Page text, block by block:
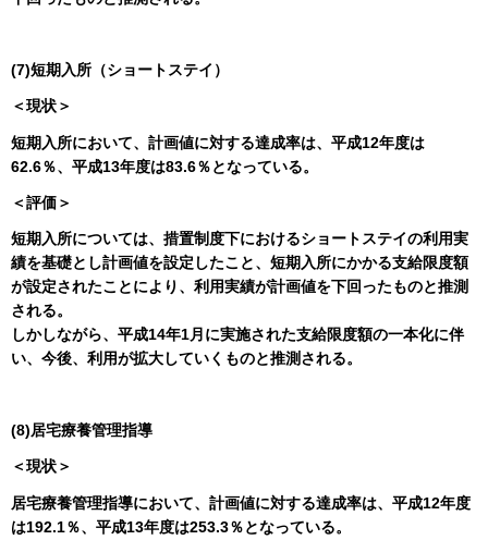
(7)短期入所（ショートステイ）
＜現状＞
短期入所において、計画値に対する達成率は、平成12年度は
62.6％、平成13年度は83.6％となっている。
＜評価＞
短期入所については、措置制度下におけるショートステイの利用実
績を基礎とし計画値を設定したこと、短期入所にかかる支給限度額
が設定されたことにより、利用実績が計画値を下回ったものと推測
される。
しかしながら、平成14年1月に実施された支給限度額の一本化に伴
い、今後、利用が拡大していくものと推測される。
(8)居宅療養管理指導
＜現状＞
居宅療養管理指導において、計画値に対する達成率は、平成12年度
は192.1％、平成13年度は253.3％となっている。